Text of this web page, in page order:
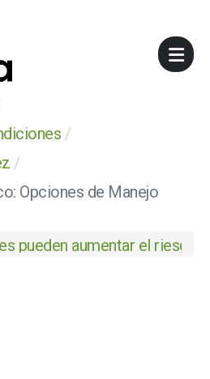
Opciones de Manejo
pueden aumentar el riesgo